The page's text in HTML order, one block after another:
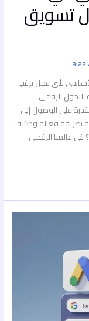
تسويق
alaa
لأي عمل يرغب
التحول الرقمي
على الوصول إلى
بطريقة فعالة وذكية.
عالمنا الرقمي